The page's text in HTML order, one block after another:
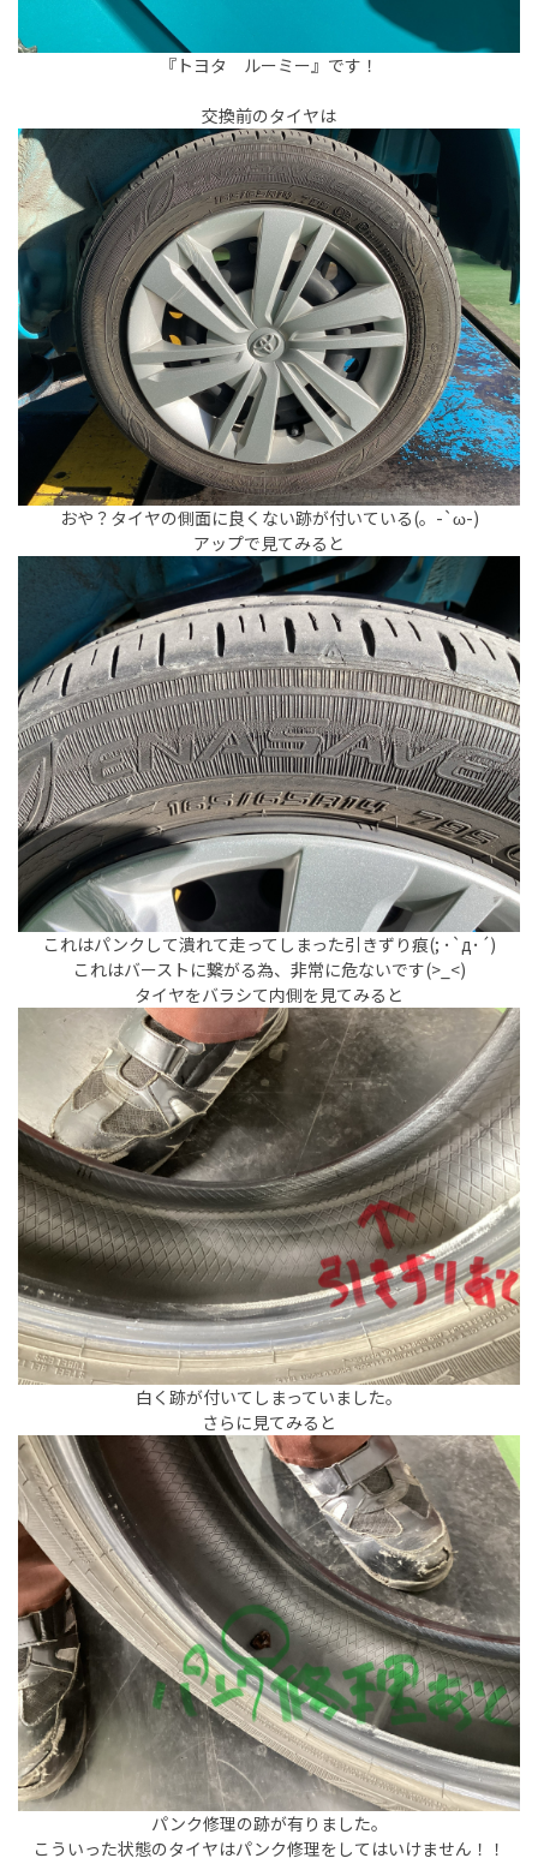
『トヨタ ルーミー』です！
交換前のタイヤは
おや？タイヤの側面に良くない跡が付いている(。-`ω-)
アップで見てみると
これはパンクして潰れて走ってしまった引きずり痕(; ･`д･´)
これはバーストに繋がる為、非常に危ないです(>_<)
タイヤをバラシて内側を見てみると
白く跡が付いてしまっていました。
さらに見てみると
パンク修理の跡が有りました。
こういった状態のタイヤはパンク修理をしてはいけません！！